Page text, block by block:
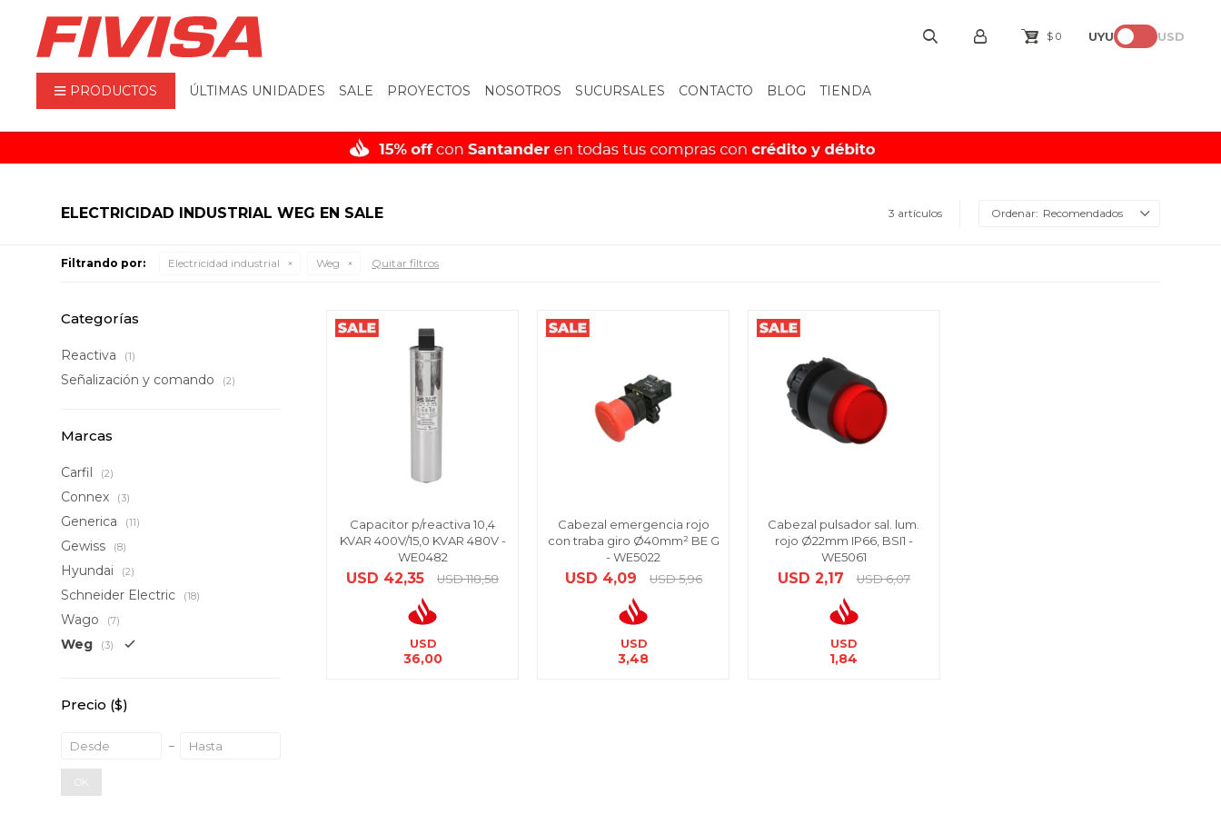
PRODUCTOS ÚLTIMAS UNIDADES SALE PROYECTOS NOSOTROS SUCURSALES CONTACTO BLOG TIENDA
$ 0 UYU USD
ELECTRICIDAD INDUSTRIAL WEG EN SALE 3 artículos Recomendados
Filtrando por: Electricidad industrial Weg Quitar filtros
Capacitor p/reactiva 10,4
KVAR 400V/15,0 KVAR 480V -
WE0482
USD 42,35 USD 118,58
USD
36,00
Cabezal emergencia rojo
con traba giro Ø40mm² BE G
- WE5022
USD 4,09 USD 5,96
USD
3,48
Cabezal pulsador sal. lum.
rojo Ø22mm IP66, BSI1 -
WE5061
USD 2,17 USD 6,07
USD
1,84
Categorías
Reactiva (1)
Señalización y comando (2)
Marcas
Carfil (2)
Connex (3)
Generica (11)
Gewiss (8)
Hyundai (2)
Schneider Electric (18)
Wago (7)
Weg (3)
Precio ($)
OK